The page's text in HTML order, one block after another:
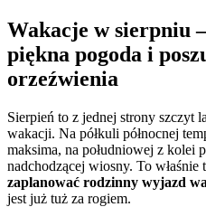
Wakacje w sierpniu
piękna pogoda i
orzeźwienia
Sierpień to z jednej strony szczyt
wakacji. Na półkuli północnej
maksima, na południowej z kolei
nadchodzącej wiosny. To właśnie
zaplanować rodzinny wyjazd
jest już tuż za rogiem.